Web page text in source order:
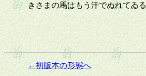
きさまの馬はもう汗でぬれてゐる
←初版本の形態へ